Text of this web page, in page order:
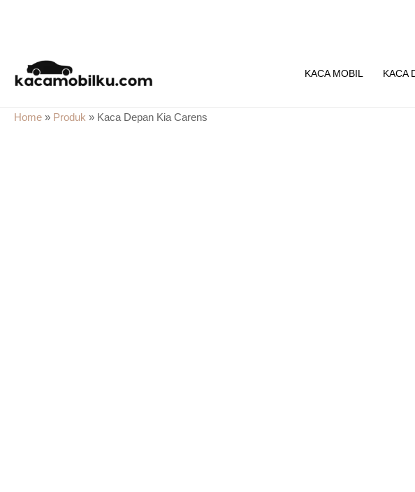
content
KACA MOBIL KACA
Home » Produk » Kaca Depan Kia Carens